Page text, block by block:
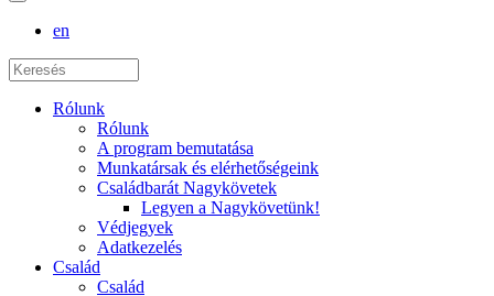
en
Rólunk
Rólunk
A program bemutatása
Munkatársak és elérhetőségeink
Családbarát Nagykövetek
Legyen a Nagykövetünk!
Védjegyek
Adatkezelés
Család
Család